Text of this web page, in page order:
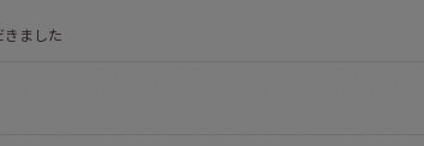
ました